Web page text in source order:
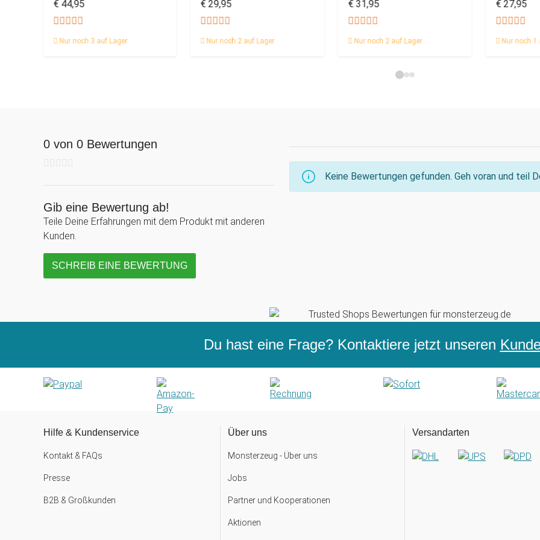
€ 44,95
Nur noch 3 auf Lager
€ 29,95
Nur noch 2 auf Lager
€ 31,95
Nur noch 2 auf Lager
€ 27,95
Nur noch 1
0 von 0 Bewertungen
Gib eine Bewertung ab!
Teile Deine Erfahrungen mit dem Produkt mit anderen
Kunden.
SCHREIB EINE BEWERTUNG
Keine Bewertungen gefunden. Geh voran und teil
Du hast eine Frage? Kontaktiere jetzt unseren
Hilfe & Kundenservice
Kontakt & FAQs
Presse
B2B & Großkunden
Über uns
Monsterzeug - Über uns
Jobs
Partner und Kooperationen
Aktionen
Versandarten